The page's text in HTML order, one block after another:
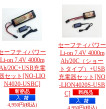
ーフティパワー
Li-on 7.4V 4000m
20C+USB充電
セット [NO-LIO
N4020-USBC]
4,950円(税込)
セーフティパワー
Li-on 7.4V 4000m
Ah/20C（ショー
トタイプ）+USB
充電器セット [NO
-LION4020S-USB
C]
4,950円(税込)